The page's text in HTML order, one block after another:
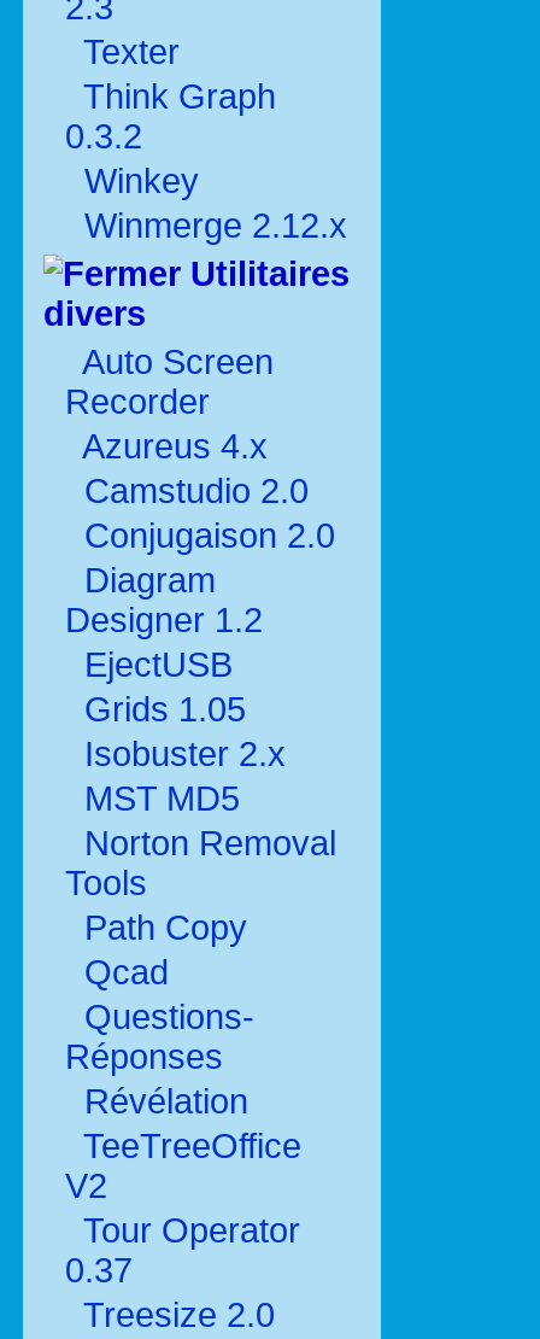
Texter
Think Graph
0.3.2
Winkey
Winmerge 2.12.x
Utilitaires
divers
Auto Screen
Recorder
Azureus 4.x
Camstudio 2.0
Conjugaison 2.0
Diagram
Designer 1.2
EjectUSB
Grids 1.05
Isobuster 2.x
MST MD5
Norton Removal
Tools
Path Copy
Qcad
Questions-
Réponses
Révélation
TeeTreeOffice
V2
Tour Operator
0.37
Treesize 2.0